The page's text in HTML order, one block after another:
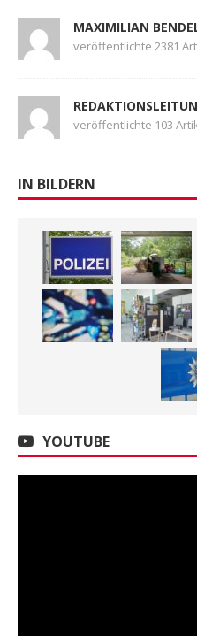
MAXIMILIAN
veröffentlichte 2381
veröffentlichte 103
IN BILDERN
YOUTUBE